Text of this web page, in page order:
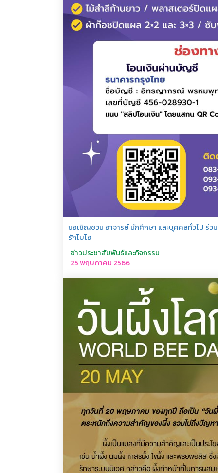
ขอเชิญชวน อาจารย์ นักศึกษา และบุคคลทั่วไป ร่
รักไบโอ
ข่าวประชาสัมพันธ์และกิจกรรม
25 พฤษภาคม 2566